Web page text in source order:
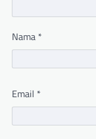
Nama *
Email *